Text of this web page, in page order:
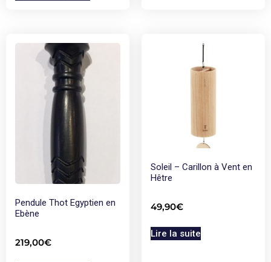
Pendule Thot Egyptien en
Ebène
219,00€
Soleil – Carillon à Vent en
Hêtre
49,90€
Lire la suite